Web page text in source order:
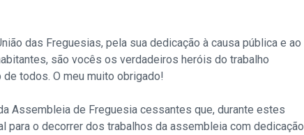
das Freguesias, pela sua dedicação à causa pública e ao
são vocês os verdadeiros heróis do trabalho
todos. O meu muito obrigado!
Assembleia de Freguesia cessantes que, durante estes
para o decorrer dos trabalhos da assembleia com dedicação